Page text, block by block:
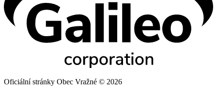
Oficiální stránky Obec Vražné © 2026